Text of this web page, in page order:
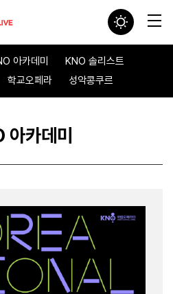
아카데미
KNO 솔리스트
학교오페라 성악콩쿠르
아카데미